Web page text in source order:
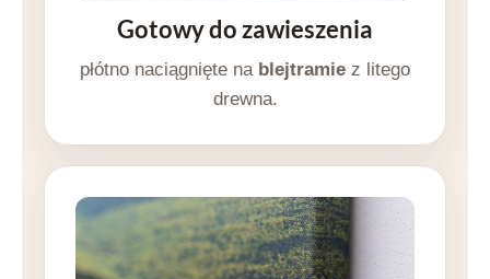
Gotowy do zawieszenia
płótno naciągnięte na blejtramie z litego
drewna.